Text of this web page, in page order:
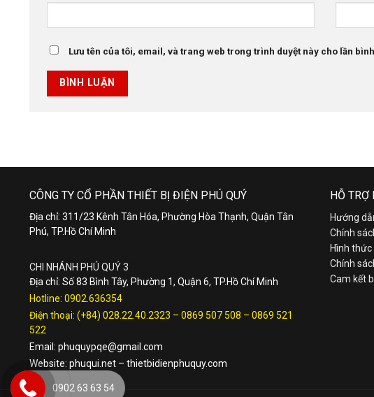
Lưu tên của tôi, email, và trang web trong trình duyệt này cho lần
CÔNG TY CỔ PHẦN THIẾT BỊ ĐIỆN PHÚ QUÝ
Địa chỉ: 311/23 Kênh Tân Hóa, Phường Hòa Thạnh, Quận Tân
Phú, TP.Hồ Chí Minh
CHI NHÁNH PHÚ QUÝ 3
Địa chỉ: Số 83 Bình Tây, Phường 1, Quận 6, TP.Hồ Chí Minh
Hotline: 0902.636354
Điện thoại: (+84) 028.22.40.2323 – 0869 507 508 – 0869 521
522
Email: phuquypqe@gmail.com
Website: phuqui.net – thietbidienphuquy.com
HỖ TRỢ
Hướng
Chính
Hình
Chính
Cam kết
0902 63 63 54